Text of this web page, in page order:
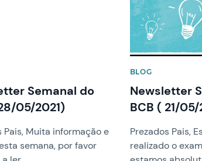
Semanal do
05/2021)
Pais, Muita informação e
semana, por favor
BLOG
Newsletter
BCB ( 21/05/
Prezados Pais,
realizado o